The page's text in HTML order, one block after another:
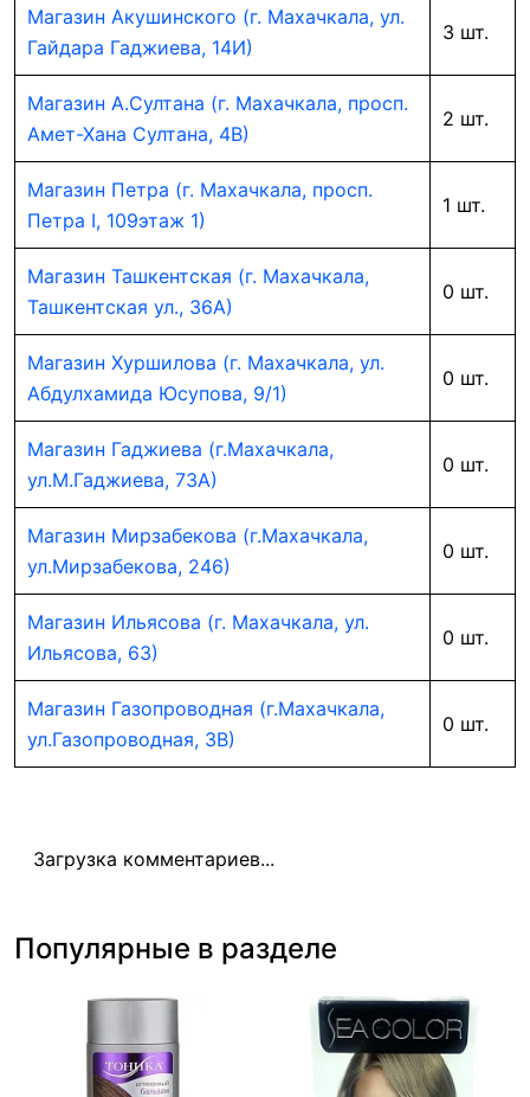
Магазин Акушинского (г. Махачкала, ул.
Гайдара Гаджиева, 14И)
3 шт.
Магазин А.Султана (г. Махачкала, просп.
Амет-Хана Султана, 4В)
2 шт.
Магазин Петра (г. Махачкала, просп.
Петра I, 109этаж 1)
1 шт.
Магазин Ташкентская (г. Махачкала,
Ташкентская ул., 36А)
0 шт.
Магазин Хуршилова (г. Махачкала, ул.
Абдулхамида Юсупова, 9/1)
0 шт.
Магазин Гаджиева (г.Махачкала,
ул.М.Гаджиева, 73А)
0 шт.
Магазин Мирзабекова (г.Махачкала,
ул.Мирзабекова, 246)
0 шт.
Магазин Ильясова (г. Махачкала, ул.
Ильясова, 63)
0 шт.
Магазин Газопроводная (г.Махачкала,
ул.Газопроводная, 3В)
0 шт.
Загрузка комментариев...
Популярные в разделе